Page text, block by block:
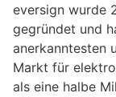
eversign wurde
gegründet und
anerkanntesten
Markt für
als eine halbe